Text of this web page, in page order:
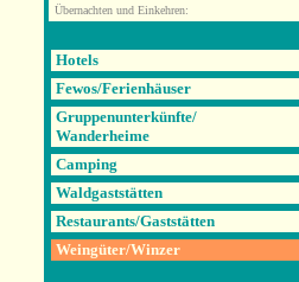
Übernachten und Einkehren:
Hotels
Fewos/Ferienhäuser
Gruppenunterkünfte/
Wanderheime
Camping
Waldgaststätten
Restaurants/Gaststätten
Weingüter/Winzer